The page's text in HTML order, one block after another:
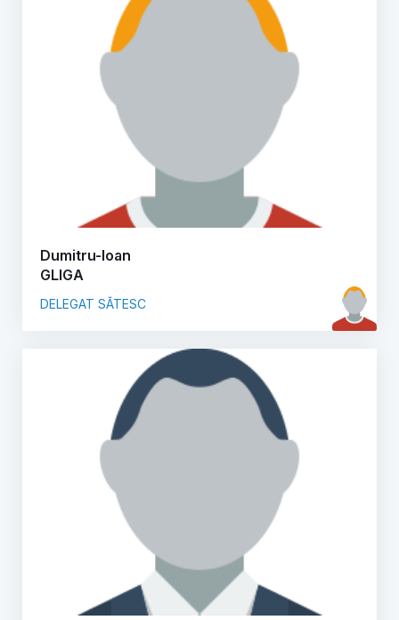
Dumitru-Ioan
GLIGA
DELEGAT SĂTESC